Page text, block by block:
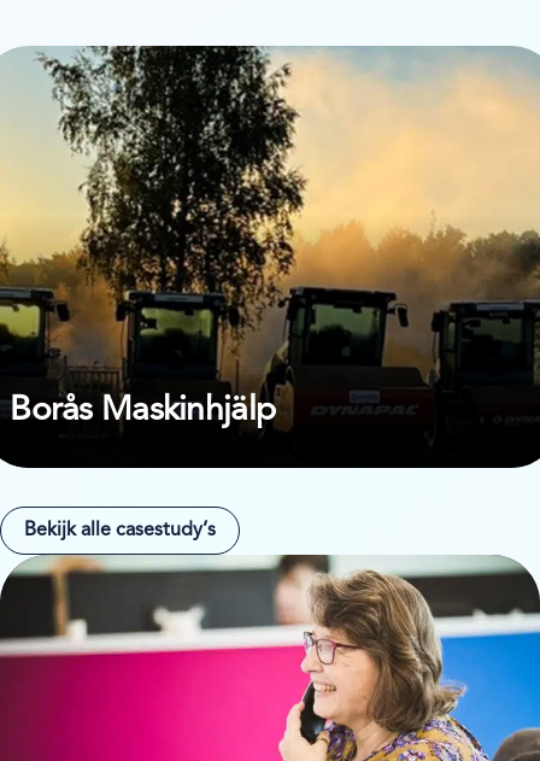
Borås Maskinhjälp
de casestudy van Borås Maskinhjälp
Bekijk alle casestudy’s